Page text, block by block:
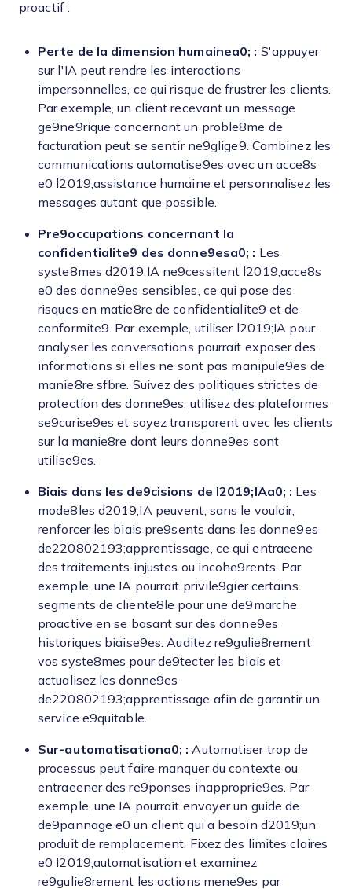
proactif :
Perte de la dimension humainea0; : S'appuyer
sur l'IA peut rendre les interactions
impersonnelles, ce qui risque de frustrer les clients.
Par exemple, un client recevant un message
ge9ne9rique concernant un proble8me de
facturation peut se sentir ne9glige9. Combinez les
communications automatise9es avec un acce8s
e0 l2019;assistance humaine et personnalisez les
messages autant que possible.
Pre9occupations concernant la
confidentialite9 des donne9esa0; : Les
syste8mes d2019;IA ne9cessitent l2019;acce8s
e0 des donne9es sensibles, ce qui pose des
risques en matie8re de confidentialite9 et de
conformite9. Par exemple, utiliser l2019;IA pour
analyser les conversations pourrait exposer des
informations si elles ne sont pas manipule9es de
manie8re sfbre. Suivez des politiques strictes de
protection des donne9es, utilisez des plateformes
se9curise9es et soyez transparent avec les clients
sur la manie8re dont leurs donne9es sont
utilise9es.
Biais dans les de9cisions de l2019;IAa0; : Les
mode8les d2019;IA peuvent, sans le vouloir,
renforcer les biais pre9sents dans les donne9es
de220802193;apprentissage, ce qui entraeene
des traitements injustes ou incohe9rents. Par
exemple, une IA pourrait privile9gier certains
segments de cliente8le pour une de9marche
proactive en se basant sur des donne9es
historiques biaise9es. Auditez re9gulie8rement
vos syste8mes pour de9tecter les biais et
actualisez les donne9es
de220802193;apprentissage afin de garantir un
service e9quitable.
Sur-automatisationa0; : Automatiser trop de
processus peut faire manquer du contexte ou
entraeener des re9ponses inapproprie9es. Par
exemple, une IA pourrait envoyer un guide de
de9pannage e0 un client qui a besoin d2019;un
produit de remplacement. Fixez des limites claires
e0 l2019;automatisation et examinez
re9gulie8rement les actions mene9es par